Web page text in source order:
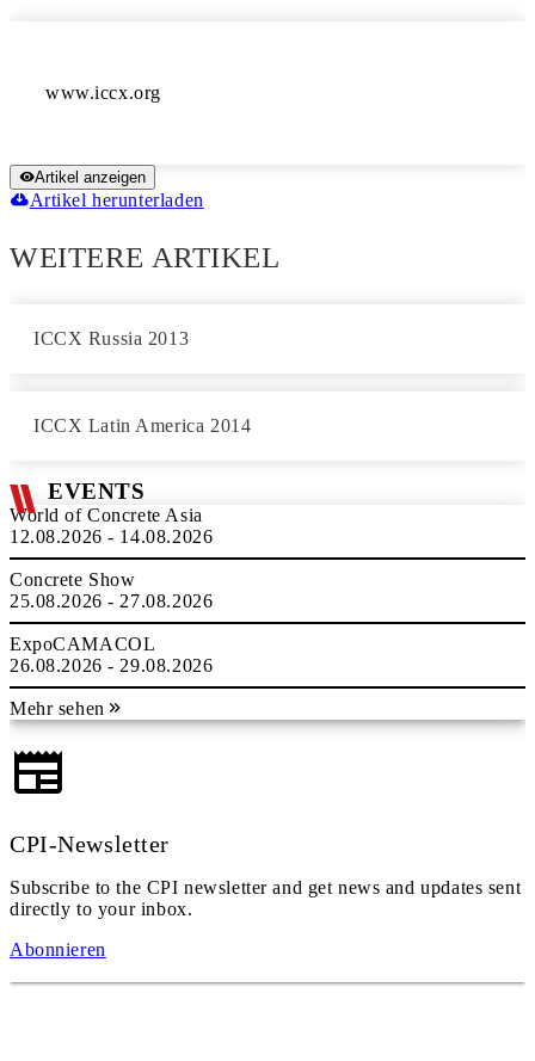
www.iccx.org
Artikel anzeigen
Artikel herunterladen
WEITERE ARTIKEL
ICCX Russia 2013
ICCX Latin America 2014
EVENTS
World of Concrete Asia
12.08.2026 - 14.08.2026
Concrete Show
25.08.2026 - 27.08.2026
ExpoCAMACOL
26.08.2026 - 29.08.2026
Mehr sehen
CPI-Newsletter
Subscribe to the CPI newsletter and get news and updates sent
directly to your inbox.
Abonnieren